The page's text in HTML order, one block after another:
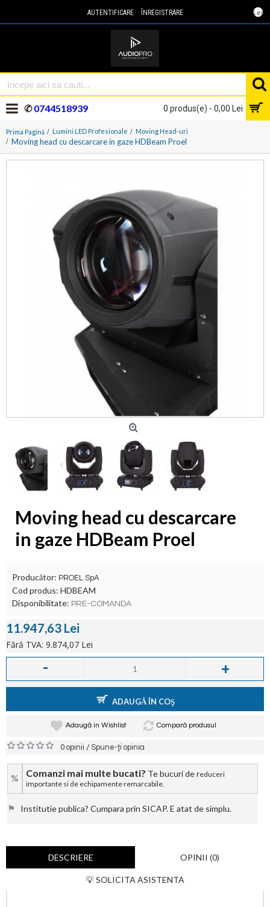
Lei
AUTENTIFICARE ÎNREGISTRARE
0 produs(e) - 0,00 Lei
✆0744518939
Prima Pagină Lumini LED Profesionale Moving Head-uri
Moving head cu descarcare in gaze HDBeam Proel
Moving head cu descarcare
in gaze HDBeam Proel
Producător: PROEL SpA
Cod produs: HDBEAM
Disponibilitate: PRE-COMANDA
11.947,63 Lei
Fără TVA: 9.874,07 Lei
- +
ADAUGĂ ÎN COŞ
Adaugă in Wishlist Compară produsul
0 opinii /Spune-ţi opinia
% Comanzi mai multe bucati? Te bucuri de reduceri
importante si de echipamente remarcabile.
⚑ Institutie publica? Cumpara prin SICAP. E atat de simplu.
DESCRIERE OPINII (0)
💡 SOLICITA ASISTENTA